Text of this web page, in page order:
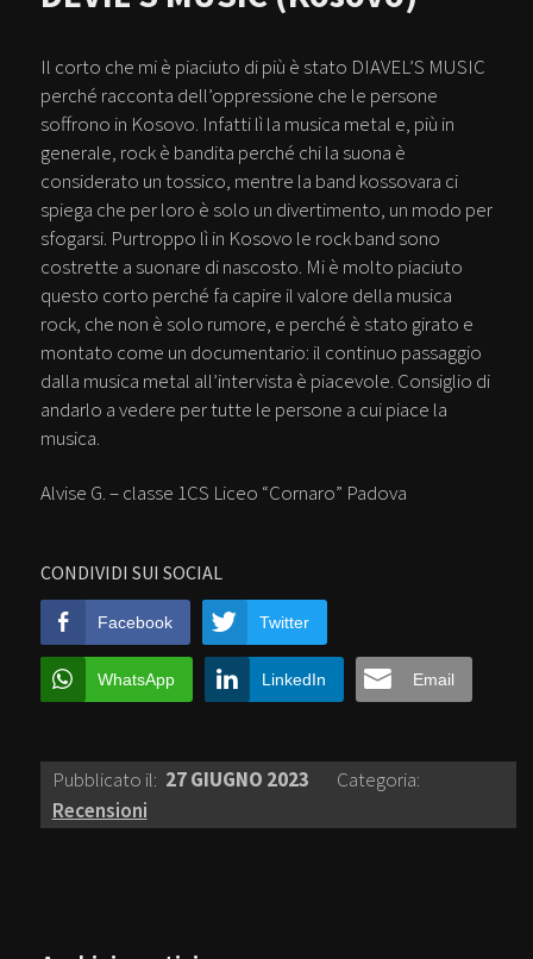
Il corto che mi è piaciuto di più è stato DIAVEL’S MUSIC
perché racconta dell’oppressione che le persone
soffrono in Kosovo. Infatti lì la musica metal e, più in
generale, rock è bandita perché chi la suona è
considerato un tossico, mentre la band kossovara ci
spiega che per loro è solo un divertimento, un modo per
sfogarsi. Purtroppo lì in Kosovo le rock band sono
costrette a suonare di nascosto. Mi è molto piaciuto
questo corto perché fa capire il valore della musica
rock, che non è solo rumore, e perché è stato girato e
montato come un documentario: il continuo passaggio
dalla musica metal all’intervista è piacevole. Consiglio di
andarlo a vedere per tutte le persone a cui piace la
musica.
Alvise G. – classe 1CS Liceo “Cornaro” Padova
CONDIVIDI SUI SOCIAL
Facebook Twitter
WhatsApp LinkedIn Email
Pubblicato il: 27 GIUGNO 2023
Categoria:
Recensioni